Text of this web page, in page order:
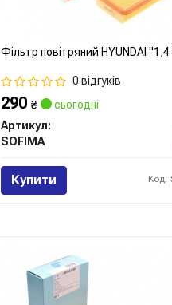
Фільтр повітряний HYUNDAI
0 відгуків
290₴
сьогодні
Артикул:
SOFIMA
Купити Код: